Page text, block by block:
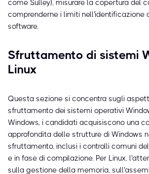
come Sulley), misurare la copertura del
comprenderne i limiti nell'identificazione
software.
Sfruttamento di sistemi
Linux
Questa sezione si concentra sugli
sfruttamento dei sistemi operativi
Windows, i candidati acquisiscono una
approfondita delle strutture di Windows
sfruttamento, inclusi i controlli comuni
e in fase di compilazione. Per Linux,
sulla gestione della memoria,